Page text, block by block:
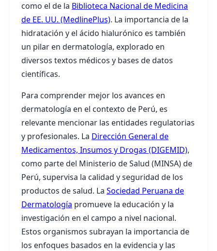
como el de la Biblioteca Nacional de Medicina
de EE. UU. (MedlinePlus). La importancia de la
hidratación y el ácido hialurónico es también
un pilar en dermatología, explorado en
diversos textos médicos y bases de datos
científicas.
Para comprender mejor los avances en
dermatología en el contexto de Perú, es
relevante mencionar las entidades regulatorias
y profesionales. La Dirección General de
Medicamentos, Insumos y Drogas (DIGEMID),
como parte del Ministerio de Salud (MINSA) de
Perú, supervisa la calidad y seguridad de los
productos de salud. La Sociedad Peruana de
Dermatología promueve la educación y la
investigación en el campo a nivel nacional.
Estos organismos subrayan la importancia de
los enfoques basados en la evidencia y las